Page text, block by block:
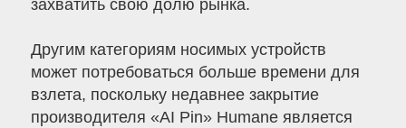
захватить свою долю рынка.
Другим категориям носимых устройств
может потребоваться больше времени для
взлета, поскольку недавнее закрытие
производителя «AI Pin» Humane является